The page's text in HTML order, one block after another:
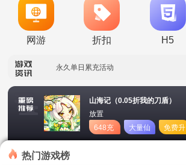
网游 折扣 H5
永久累充活动
永久单日累充活动
冠名活动
定制称号活动
山海记（0.05折我的刀盾）
放置
648充
值卡
大量仙
玉
免费升
星
热门游戏榜